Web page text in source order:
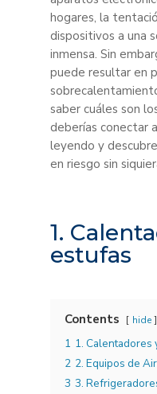
hogares, la
dispositivos a una
inmensa. Sin
puede resultar en
saber cuáles son
deberías conectar
leyendo y
en riesgo sin
1.
estufas
Contents hide
1 1. Calentadores
2 2. Equipos de
3 3.